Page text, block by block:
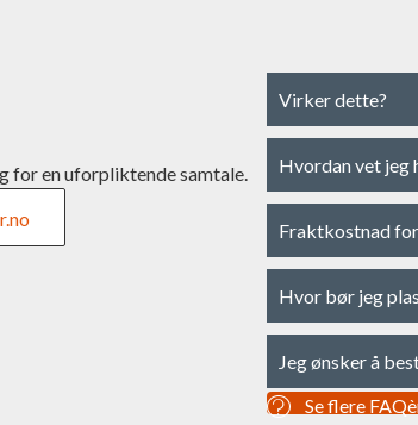
for en uforpliktende samtale.
Virker dette?
Hvordan vet jeg
Fraktkostnad
Hvor bør jeg
Jeg ønsker å
Se flere